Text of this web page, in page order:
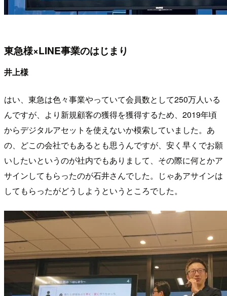
東急様×LINE事業のはじまり
井上様
はい、東急は色々事業やっていて会員数として250万人いる
んですが、より新規顧客の獲得を獲得するため、2019年頃
からデジタルアセットを使えないか模索していました。あ
の、どこの会社でもあるとも思うんですが、安く早くでお願
いしたいというのが社内でもありまして、その際に何とかア
サインしてもらったのが石井さんでした。じゃあアサインは
してもらったがどうしようというところでした。